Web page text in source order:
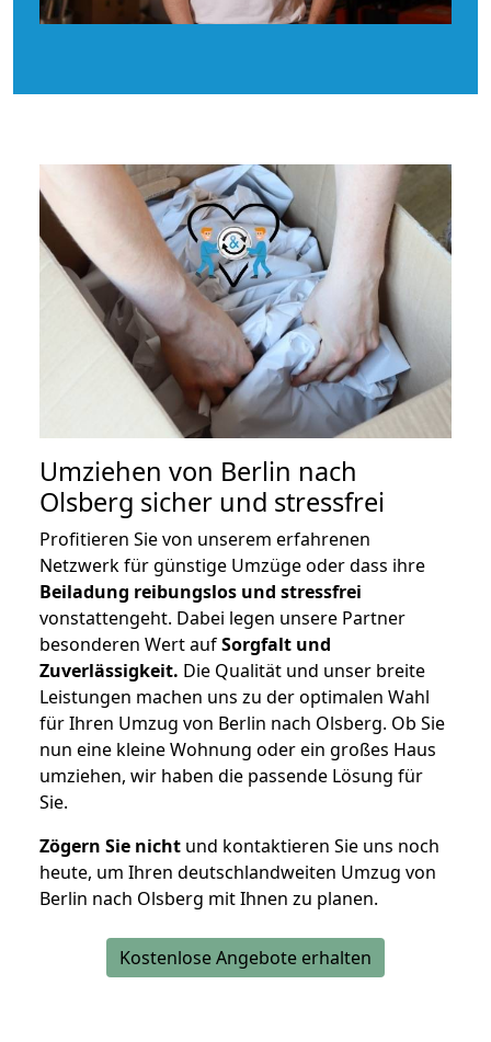
Umziehen von Berlin nach
Olsberg sicher und stressfrei
Profitieren Sie von unserem erfahrenen
Netzwerk für günstige Umzüge oder dass ihre
Beiladung reibungslos und stressfrei
vonstattengeht. Dabei legen unsere Partner
besonderen Wert aufSorgfalt und
Zuverlässigkeit. Die Qualität und unser breite
Leistungen machen uns zu der optimalen Wahl
für Ihren Umzug von Berlin nach Olsberg. Ob Sie
nun eine kleine Wohnung oder ein großes Haus
umziehen, wir haben die passende Lösung für
Sie.
Zögern Sie nicht und kontaktieren Sie uns noch
heute, um Ihren deutschlandweiten Umzug von
Berlin nach Olsberg mit Ihnen zu planen.
Kostenlose Angebote erhalten